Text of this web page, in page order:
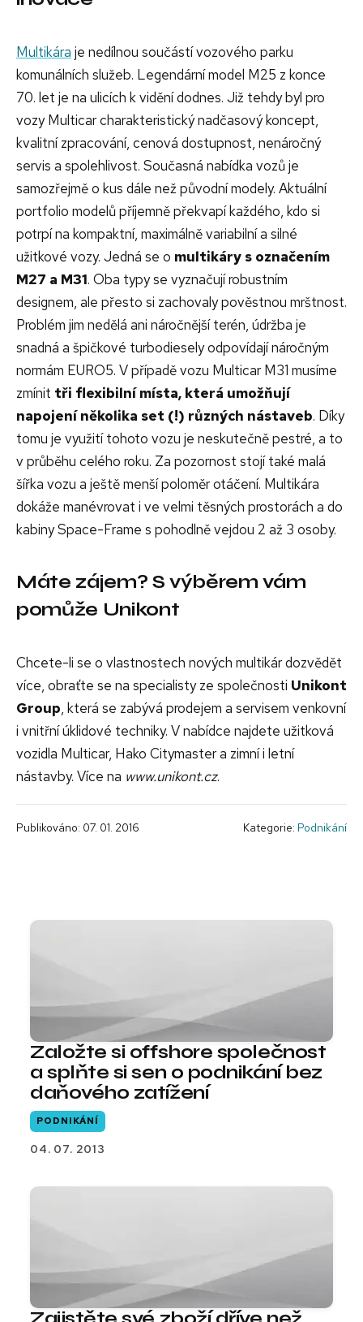
Multikára je nedílnou součástí vozového parku
komunálních služeb. Legendární model M25 z konce
70. let je na ulicích k vidění dodnes. Již tehdy byl pro
vozy Multicar charakteristický nadčasový koncept,
kvalitní zpracování, cenová dostupnost, nenáročný
servis a spolehlivost. Současná nabídka vozů je
samozřejmě o kus dále než původní modely. Aktuální
portfolio modelů příjemně překvapí každého, kdo si
potrpí na kompaktní, maximálně variabilní a silné
užitkové vozy. Jedná se o multikáry s označením
M27 a M31. Oba typy se vyznačují robustním
designem, ale přesto si zachovaly pověstnou mrštnost.
Problém jim nedělá ani náročnější terén, údržba je
snadná a špičkové turbodiesely odpovídají náročným
normám EURO5. V případě vozu Multicar M31 musíme
zmínit tři flexibilní místa, která umožňují
napojení několika set (!) různých nástaveb. Díky
tomu je využití tohoto vozu je neskutečně pestré, a to
v průběhu celého roku. Za pozornost stojí také malá
šířka vozu a ještě menší poloměr otáčení. Multikára
dokáže manévrovat i ve velmi těsných prostorách a do
kabiny Space-Frame s pohodlně vejdou 2 až 3 osoby.
Máte zájem? S výběrem vám
pomůže Unikont
Chcete-li se o vlastnostech nových multikár dozvědět
více, obraťte se na specialisty ze společnosti Unikont
Group, která se zabývá prodejem a servisem venkovní
i vnitřní úklidové techniky. V nabídce najdete užitková
vozidla Multicar, Hako Citymaster a zimní i letní
nástavby. Více na www.unikont.cz.
Publikováno: 07. 01. 2016 Kategorie: Podnikání
Založte si offshore společnost
a splňte si sen o podnikání bez
daňového zatížení
PODNIKÁNÍ
04. 07. 2013